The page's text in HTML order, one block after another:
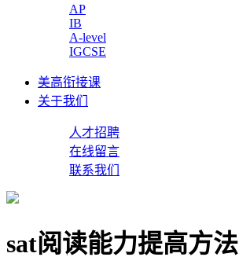
AP
IB
A-level
IGCSE
美高衔接课
关于我们
人才招聘
在线留言
联系我们
sat阅读能力提高方法